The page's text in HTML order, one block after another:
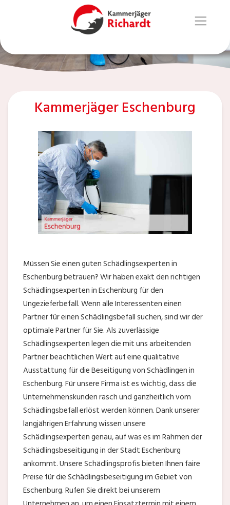
Kammerjäger Eschenburg
Müssen Sie einen guten Schädlingsexperten in
Eschenburg betrauen? Wir haben exakt den richtigen
Schädlingsexperten in Eschenburg für den
Ungezieferbefall. Wenn alle Interessenten einen
Partner für einen Schädlingsbefall suchen, sind wir der
optimale Partner für Sie. Als zuverlässige
Schädlingsexperten legen die mit uns arbeitenden
Partner beachtlichen Wert auf eine qualitative
Ausstattung für die Beseitigung von Schädlingen in
Eschenburg. Für unsere Firma ist es wichtig, dass die
Unternehmenskunden rasch und ganzheitlich vom
Schädlingsbefall erlöst werden können. Dank unserer
langjährigen Erfahrung wissen unsere
Schädlingsexperten genau, auf was es im Rahmen der
Schädlingsbeseitigung in der Stadt Eschenburg
ankommt. Unsere Schädlingsprofis bieten Ihnen faire
Preise für die Schädlingsbeseitigung im Gebiet von
Eschenburg. Rufen Sie direkt bei unserem